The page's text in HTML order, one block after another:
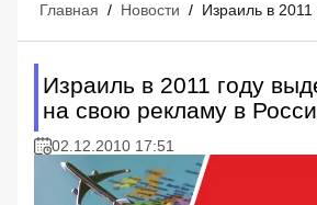
Главная / Новости /
Израиль в 2011 году
на свою рекламу в
02.12.2010 17:51